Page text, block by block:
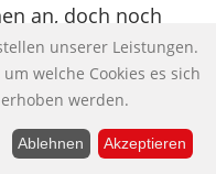
an, doch noch
mit den
und die
Der Preis,
ihren Widerstand
zahlen müssen,
unserer Leistungen.
welche Cookies es sich
werden.
Ablehnen Akzeptieren